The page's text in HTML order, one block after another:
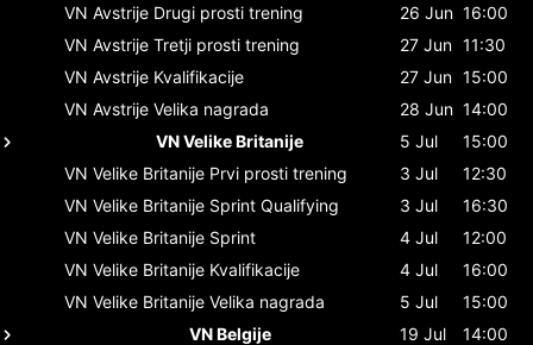
VN Avstrije Drugi prosti trening 26 Jun 16:00
VN Avstrije Tretji prosti trening 27 Jun 11:30
VN Avstrije Kvalifikacije 27 Jun 15:00
VN Avstrije Velika nagrada 28 Jun 14:00
VN Velike Britanije
5 Jul
15:00
VN Velike Britanije Prvi prosti trening 3 Jul
12:30
VN Velike Britanije Sprint Qualifying 3 Jul
16:30
VN Velike Britanije Sprint 4 Jul
12:00
VN Velike Britanije Kvalifikacije 4 Jul
16:00
VN Velike Britanije Velika nagrada 5 Jul
15:00
VN Belgije
19 Jul
14:00